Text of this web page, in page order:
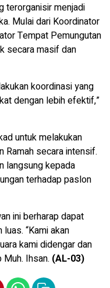
terorganisir menjadi
Mulai dari Koordinator
Tempat Pemungutan
secara masif dan
koordinasi yang
dengan lebih efektif,”
untuk melakukan
secara intensif.
langsung kepada
terhadap paslon
ini berharap dapat
“Kami akan
kami didengar dan
Ihsan. (AL-03)